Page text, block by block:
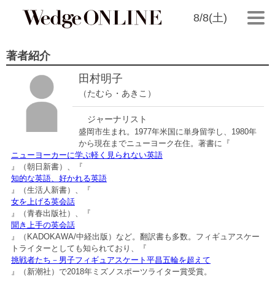
8/8(土)
著者紹介
田村明子
（たむら・あきこ）
ジャーナリスト
盛岡市生まれ。1977年米国に単身留学し、1980年
から現在までニューヨーク在住。著書に『
ニューヨーカーに学ぶ軽く見られない英語
』（朝日新書）、『
知的な英語、好かれる英語
』（生活人新書）、『
女を上げる英会話
』（青春出版社）、『
聞き上手の英会話
』（KADOKAWA/中経出版）など。翻訳書も多数。フィギュアスケー
トライターとしても知られており、『
挑戦者たち－男子フィギュアスケート平昌五輪を超えて
』（ 新潮社）で2018年ミズノスポーツライター賞受賞。